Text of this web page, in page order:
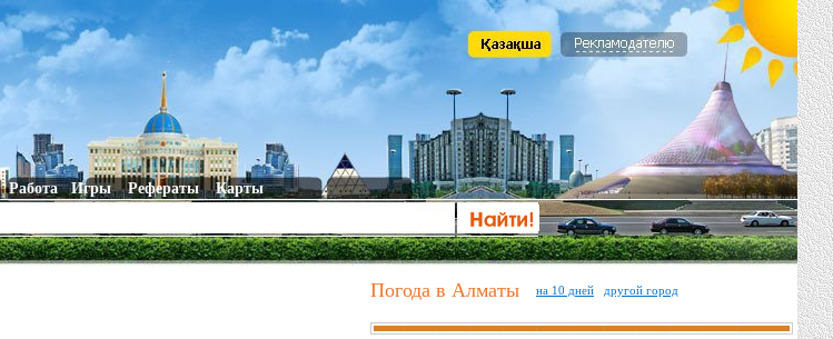
Работа Игры Рефераты Карты
Погода в Алматы на 10 дней другой город